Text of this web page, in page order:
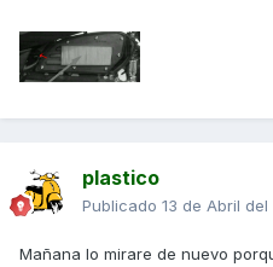
plastico
Publicado 13 de Abril del
Mañana lo mirare de nuevo